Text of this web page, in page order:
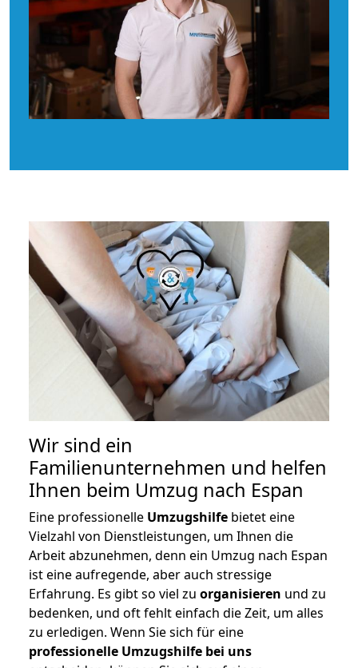
Wir sind ein
Familienunternehmen und helfen
Ihnen beim Umzug nach Espan
Eine professionelle Umzugshilfe bietet eine
Vielzahl von Dienstleistungen, um Ihnen die
Arbeit abzunehmen, denn ein Umzug nach Espan
ist eine aufregende, aber auch stressige
Erfahrung. Es gibt so viel zu organisieren und zu
bedenken, und oft fehlt einfach die Zeit, um alles
zu erledigen. Wenn Sie sich für eine
professionelle Umzugshilfe bei uns